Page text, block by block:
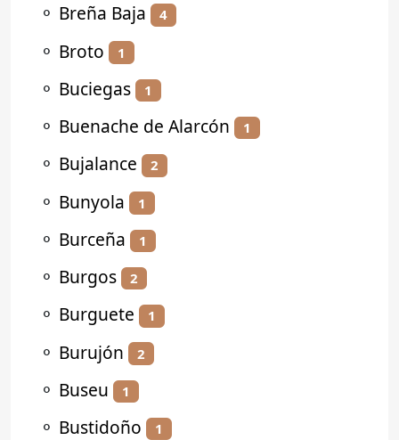
⚬ Breña Baja 4
⚬ Broto 1
⚬ Buciegas 1
⚬ Buenache de Alarcón 1
⚬ Bujalance 2
⚬ Bunyola 1
⚬ Burceña 1
⚬ Burgos 2
⚬ Burguete 1
⚬ Burujón 2
⚬ Buseu 1
⚬ Bustidoño 1